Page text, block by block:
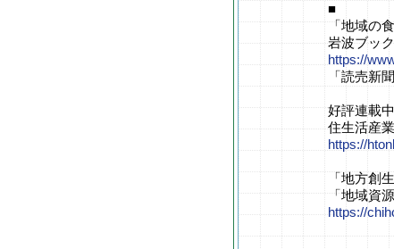
■
「地域の
岩波ブッ
https://
「読売新
好評連載
住生活産
https://
「地方創
「地域資
https://